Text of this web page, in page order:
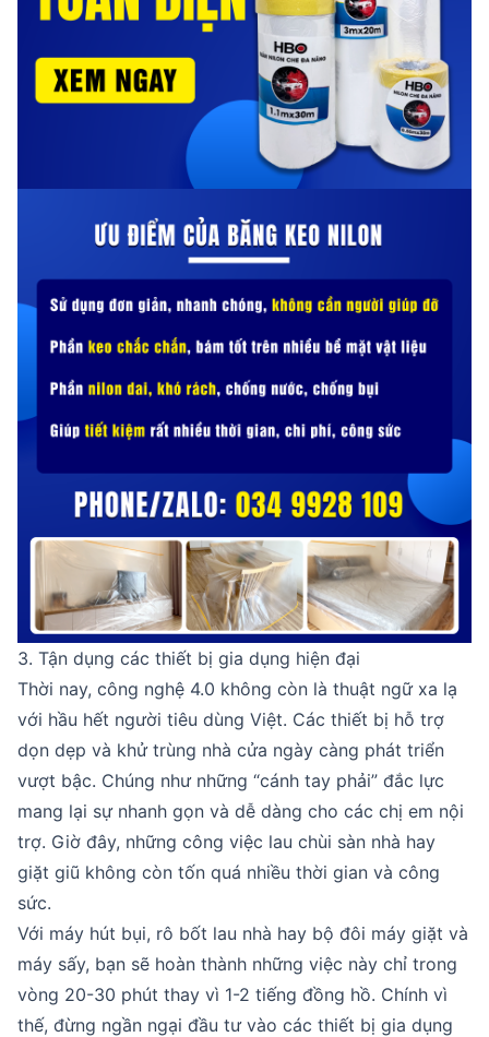
3. Tận dụng các thiết bị gia dụng hiện đại
Thời nay, công nghệ 4.0 không còn là thuật ngữ xa lạ
với hầu hết người tiêu dùng Việt. Các thiết bị hỗ trợ
dọn dẹp và khử trùng nhà cửa ngày càng phát triển
vượt bậc. Chúng như những “cánh tay phải” đắc lực
mang lại sự nhanh gọn và dễ dàng cho các chị em nội
trợ. Giờ đây, những công việc lau chùi sàn nhà hay
giặt giũ không còn tốn quá nhiều thời gian và công
sức.
Với máy hút bụi, rô bốt lau nhà hay bộ đôi máy giặt và
máy sấy, bạn sẽ hoàn thành những việc này chỉ trong
vòng 20-30 phút thay vì 1-2 tiếng đồng hồ. Chính vì
thế, đừng ngần ngại đầu tư vào các thiết bị gia dụng